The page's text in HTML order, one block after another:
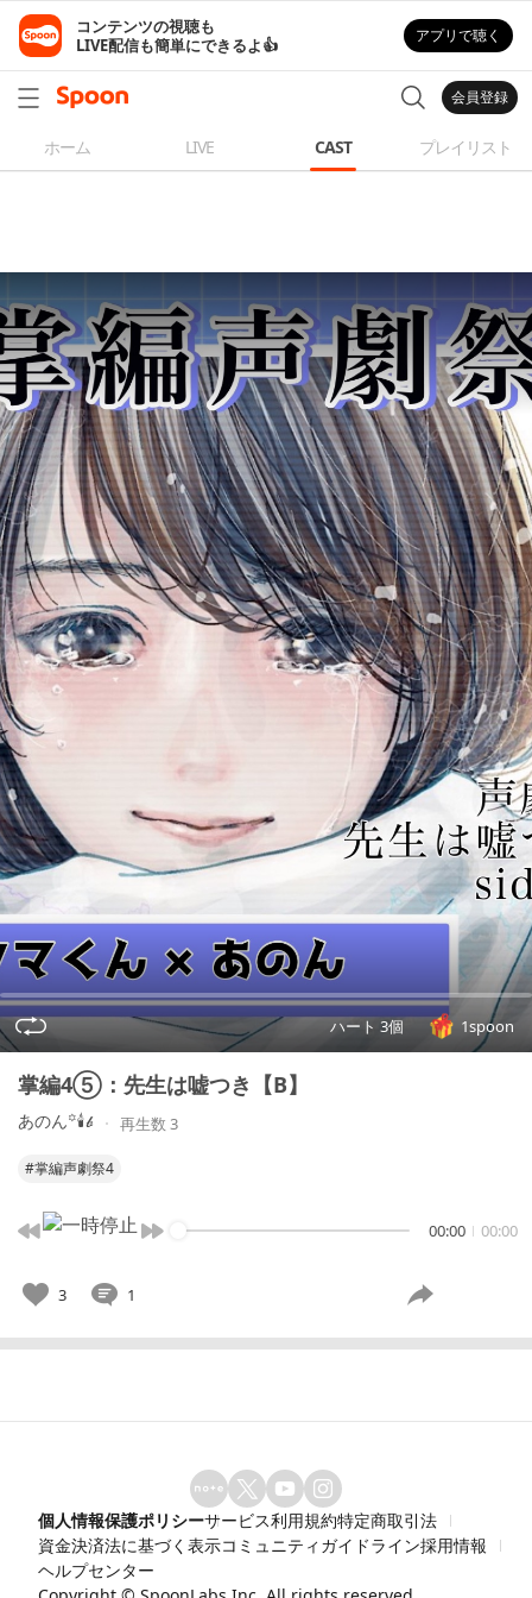
コンテンツの視聴も
LIVE配信も簡単にできるよ👍
アプリで聴く
会員登録
ホーム LIVE CAST プレイリスト
ハート 3個 1spoon
掌編4⑤：先生は嘘つき【B】
あのん꙳🕯𝓫 再生数 3
#掌編声劇祭4
00:00 00:00
3 1
個人情報保護ポリシーサービス利用規約特定商取引法
資金決済法に基づく表示コミュニティガイドライン採用情報
ヘルプセンター